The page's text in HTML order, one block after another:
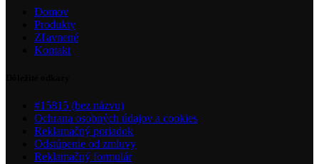
Domov
Produkty
Zľavnené
Kontakt
#15815 (bez názvu)
Ochrana osobných údajov a cookies
Reklamačný poriadok
Odstúpenie od zmluvy
Reklamačný formulár